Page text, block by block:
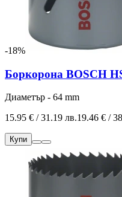
-18%
Боркорона BOSCH
Диаметър - 64 mm
15.95 € / 31.19 лв.19.46 € /
Купи